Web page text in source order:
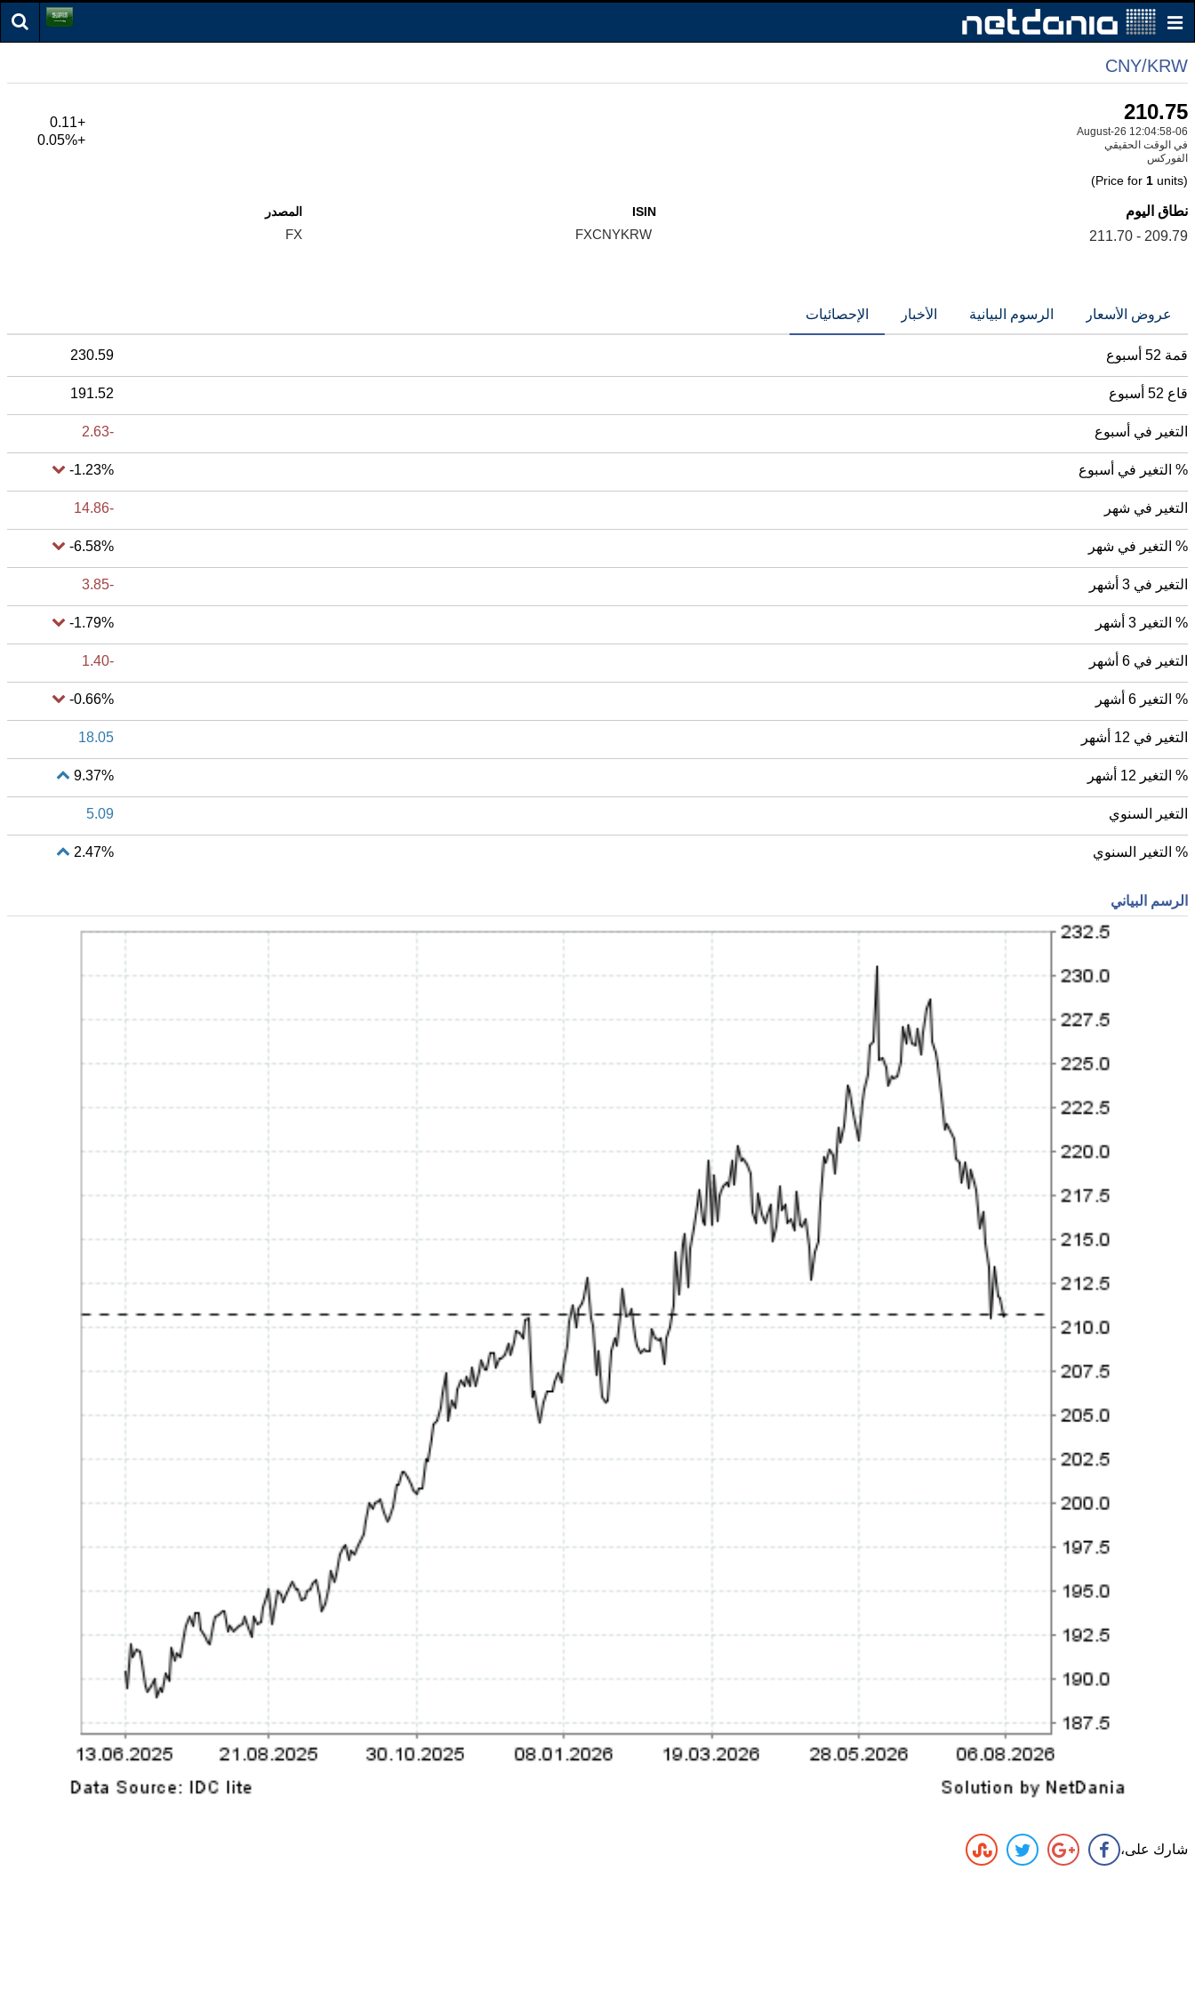
CNY/KRW
210.75
06-August-26 12:04:58
في الوقت الحقيقي
الفوركس
+0.11
+0.05%
(Price for
1 units)
نطاق اليوم
209.79 - 211.70
ISIN
FXCNYKRW
المصدر
FX
عروض الأسعار الرسوم البيانية الأخبار الإحصائيات
قمة 52 أسبوع 230.59
قاع 52 أسبوع 191.52
التغير في أسبوع -2.63
% التغير في أسبوع -1.23%
التغير في شهر -14.86
% التغير في شهر -6.58%
التغير في 3 أشهر -3.85
% التغير 3 أشهر -1.79%
التغير في 6 أشهر -1.40
% التغير 6 أشهر -0.66%
التغير في 12 أشهر 18.05
% التغير 12 أشهر 9.37%
التغير السنوي 5.09
% التغير السنوي 2.47%
الرسم البياني
شارك على،